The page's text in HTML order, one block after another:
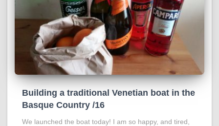
Building a traditional Venetian boat in the
Basque Country /16
We launched the boat today! I am so happy, and tired,